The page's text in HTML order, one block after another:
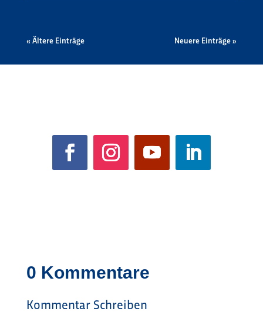
« Ältere Einträge Neuere Einträge »
0 Kommentare
Kommentar Schreiben